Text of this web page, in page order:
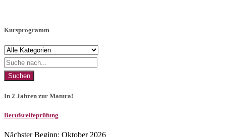
Kursprogramm
Suchen
In 2 Jahren zur Matura!
Berufsreifeprüfung
Nächster Beginn: Oktober 2026